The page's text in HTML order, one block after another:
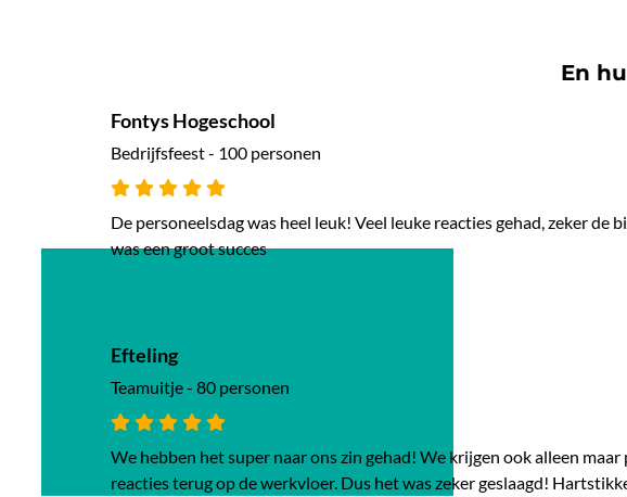
En
Fontys Hogeschool
Bedrijfsfeest - 100 personen
De personeelsdag was heel leuk! Veel leuke reacties gehad, zeker de
was een groot succes
Efteling
Teamuitje - 80 personen
We hebben het super naar ons zin gehad! We krijgen ook alleen
reacties terug op de werkvloer. Dus het was zeker geslaagd!